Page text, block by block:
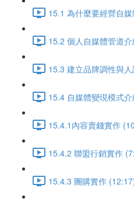
15.1 為什麼要經營自
15.2 個人自媒體管道
15.3 建立品牌調性與
15.4 自媒體變現模式
15.4.1內容賣錢實作
15.4.2 聯盟行銷實作
15.4.3 團購實作